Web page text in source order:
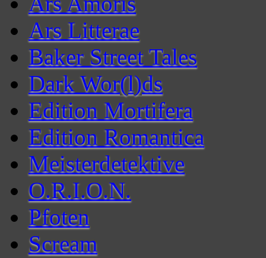
Ars Litterae
Baker Street Tales
Dark Wor(l)ds
Edition Mortifera
Edition Romantica
Meisterdetektive
O.R.I.O.N.
Pfoten
Scream